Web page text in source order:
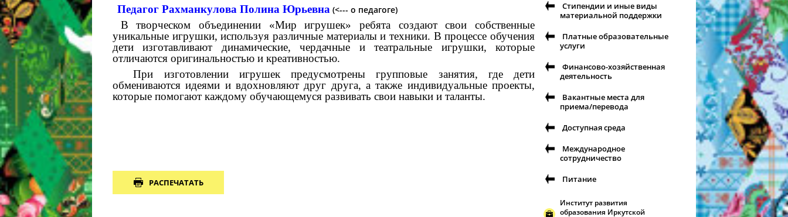
Педагог Рахманкулова Полина Юрьевна (<--- о педагоге)
В творческом объединении «Мир игрушек» ребята создают свои собственные
уникальные игрушки, используя различные материалы и техники. В процессе обучения
дети изготавливают динамические, чердачные и театральные игрушки, которые
отличаются оригинальностью и креативностью.
При изготовлении игрушек предусмотрены групповые занятия, где дети
обмениваются идеями и вдохновляют друг друга, а также индивидуальные проекты,
которые помогают каждому обучающемуся развивать свои навыки и таланты.
РАСПЕЧАТАТЬ
Стипендии и иные виды
материальной поддержки
Платные образовательные
услуги
Финансово-хозяйственная
деятельность
Вакантные места для
приема/перевода
Доступная среда
Международное
сотрудничество
Питание
Институт развития
образования Иркутской